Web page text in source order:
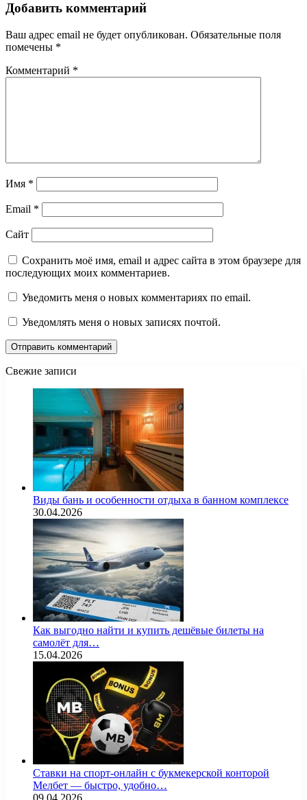
Добавить комментарий
Ваш адрес email не будет опубликован. Обязательные поля
помечены *
Комментарий *
Имя *
Email *
Сайт
Сохранить моё имя, email и адрес сайта в этом браузере для
последующих моих комментариев.
Уведомить меня о новых комментариях по email.
Уведомлять меня о новых записях почтой.
Свежие записи
Виды бань и особенности отдыха в банном комплексе
30.04.2026
Как выгодно найти и купить дешёвые билеты на
самолёт для…
15.04.2026
Ставки на спорт-онлайн с букмекерской конторой
Мелбет — быстро, удобно…
09.04.2026